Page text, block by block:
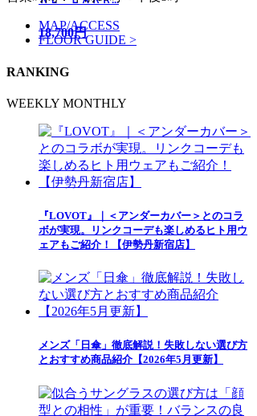
18,700円
MAP/ACCESS
FLOOR GUIDE >
RANKING
WEEKLY MONTHLY
『LOVOT』｜＜アンダーカバー＞とのコラ
ボが実現。リンクコーデも楽しめるヒト用ウ
ェアもご紹介！【伊勢丹新宿店】
メンズ「日傘」徹底解説！失敗しない選び方
とおすすめ商品紹介【2026年5月更新】